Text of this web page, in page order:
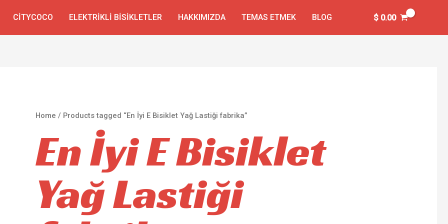
CITYCOCO ELEKTRIKLI BISIKLETLER HAKKIMIZDA TEMAS ETMEK BLOG $0.00
Home / Products tagged “En İyi E Bisiklet Yağ Lastiği fabrika”
En İyi E Bisiklet
Yağ Lastiği